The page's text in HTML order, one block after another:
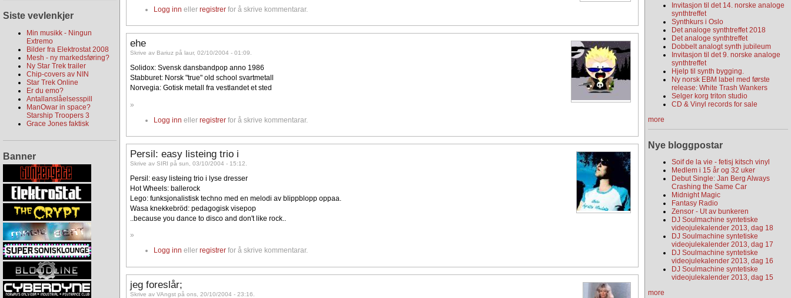
Siste vevlenkjer
Min musikk - Ningun
Extremo
Bilder fra Elektrostat 2008
Mesh - ny markedsføring?
Ny Star Trek trailer
Chip-covers av NIN
Star Trek Online
Er du emo?
Antallanslåelsesspill
ManOwar in space?
Starship Troopers 3
Grace Jones faktisk
Banner
Logg inn ellerregistrer for å skrive kommentarar.
ehe
Skrive av Bariuz på laur, 02/10/2004 - 01:09.
Solidox: Svensk dansbandpop anno 1986
Stabburet: Norsk "true" old school svartmetall
Norvegia: Gotisk metall fra vestlandet et sted
»
Logg inn ellerregistrer for å skrive kommentarar.
Persil: easy listeing trio i
Skrive av SIRI på sun, 03/10/2004 - 15:12.
Persil: easy listeing trio i lyse dresser
Hot Wheels: ballerock
Lego: funksjonalistisk techno med en melodi av blippblopp oppaa.
Wasa knekkebröd: pedagogisk visepop
..because you dance to disco and don't like rock..
»
Logg inn ellerregistrer for å skrive kommentarar.
jeg foreslår;
Skrive av VAngst på ons, 20/10/2004 - 23:16.
Invitasjon til det 14. norske analoge
synthtreffet
Synthkurs i Oslo
Det analoge synthtreffet 2018
Det analoge synthtreffet
Dobbelt analogt synth jubileum
Invitasjon til det 9. norske analoge
synthtreffet
Hjelp til synth bygging.
Ny norsk EBM label med første
release: White Trash Wankers
Selger korg triton studio
CD & Vinyl records for sale
more
Nye bloggpostar
Soif de la vie - fetisj kitsch vinyl
Medlem i 15 år og 32 uker
Debut Single: Jan Berg Always
Crashing the Same Car
Midnight Magic
Fantasy Radio
Zensor - Ut av bunkeren
DJ Soulmachine syntetiske
videojulekalender 2013, dag 18
DJ Soulmachine syntetiske
videojulekalender 2013, dag 17
DJ Soulmachine syntetiske
videojulekalender 2013, dag 16
DJ Soulmachine syntetiske
videojulekalender 2013, dag 15
more